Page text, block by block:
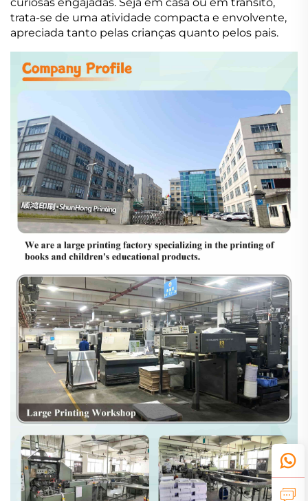
trata-se de uma atividade compacta e envolvente,
apreciada tanto pelas crianças quanto pelos pais.